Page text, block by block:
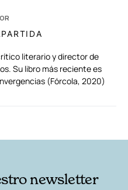
literario y director de
Su libro más reciente es
(Fórcola, 2020)
newsletter